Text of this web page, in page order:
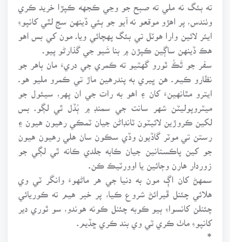
ته بئگ نه ملي ته صبح جو وڃي ڪجهه ڪپڙا خريد ڪري
وٺندس، پر اهڙو موقعو نه آيو جو ٻئي ڏينهن سج لٿي کانپوءِ
ايئر لائين وارا هوٽل تي بئگ پهچائي ويا. مون کي بس اهو
هڪ ڏينهن ساڳين ڪپڙن ۾ بنا شَيو جي گذارڻو پيو.
سفر جو ٿَڪُ ٿورو گهٽيو ته ڪمري جي دريءَ مان ٻاهر جو
نظارو ڪيم. هن ڀيري به پندرهين ماڙ تي ڪمرو مليو هو.
ايترو مٿانهينءَ کان ۽ اهو به رات جي ان پهر، سيئول جو
ميٽروپوليٽن شهر سانت جي سمنڊ ۾ ٻُڏل ٿي لڳو. بس
لکين ڪروڙين لائيٽون ٽانڊاڻن جيان ٽمڪي رهيون هيون ۽
رستن تي موٽر گاڏيون وڏي سڪون سان هلي رهيون هيون
جو کين پاڪستانين جيان ڪابه جلدي ڪانه ٿي لڳي جو
زوردار هارن وڄائين يا اوورٽيڪ ڪن.
سمهڻ کان اڳ مون به دنيا جي هر ماڻهوءَ وانگر ٽي وي
هلائي چئنل ڦيرائڻ شروع ڪيا، پر خبر هيم ته ڪوريائي
چئنلن کانسواءِ ٻيو ڪوبه چئنل ڪونه هوندو، سو ٿوري دير
کانپوءِ ماٺ ڪري ٽي وي بند ڪري ڇڏيم.
*